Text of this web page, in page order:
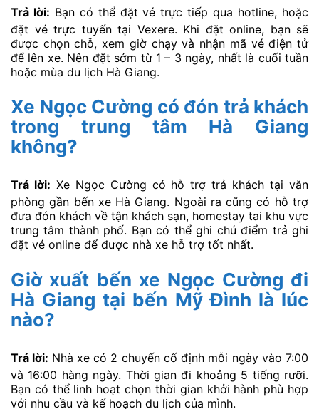
Trả lời: Bạn có thể đặt vé trực tiếp qua hotline, hoặc
đặt vé trực tuyến tại Vexere. Khi đặt online, bạn sẽ
được chọn chỗ, xem giờ chạy và nhận mã vé điện tử
để lên xe. Nên đặt sớm từ 1 – 3 ngày, nhất là cuối tuần
hoặc mùa du lịch Hà Giang.
Xe Ngọc Cường có đón trả khách
trong trung tâm Hà Giang
không?
Trả lời: Xe Ngọc Cường có hỗ trợ trả khách tại văn
phòng gần bến xe Hà Giang. Ngoài ra cũng có hỗ trợ
đưa đón khách về tận khách sạn, homestay tai khu vực
trung tâm thành phố. Bạn có thể ghi chú điểm trả ghi
đặt vé online để được nhà xe hỗ trợ tốt nhất.
Giờ xuất bến xe Ngọc Cường đi
Hà Giang tại bến Mỹ Đình là lúc
nào?
Trả lời: Nhà xe có 2 chuyến cố định mỗi ngày vào 7:00
và 16:00 hàng ngày. Thời gian đi khoảng 5 tiếng rưỡi.
Bạn có thể linh hoạt chọn thời gian khởi hành phù hợp
với nhu cầu và kế hoạch du lịch của mình.